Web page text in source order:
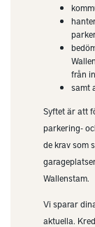
från
samt
Syftet är att
parkering-
de krav som
Wallenstam.
Vi sparar
aktuella.